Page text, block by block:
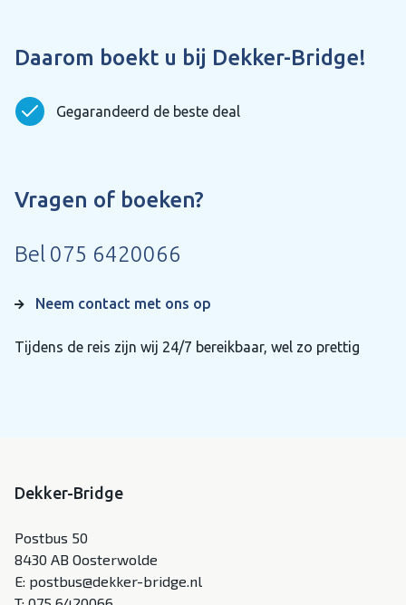
Daarom boekt u bij Dekker-Bridge!
Gegarandeerd de beste deal
Vragen of boeken?
Bel 075 6420066
Neem contact met ons op
Tijdens de reis zijn wij 24/7 bereikbaar, wel zo prettig
Dekker-Bridge
Postbus 50
8430 AB Oosterwolde
E: postbus@dekker-bridge.nl